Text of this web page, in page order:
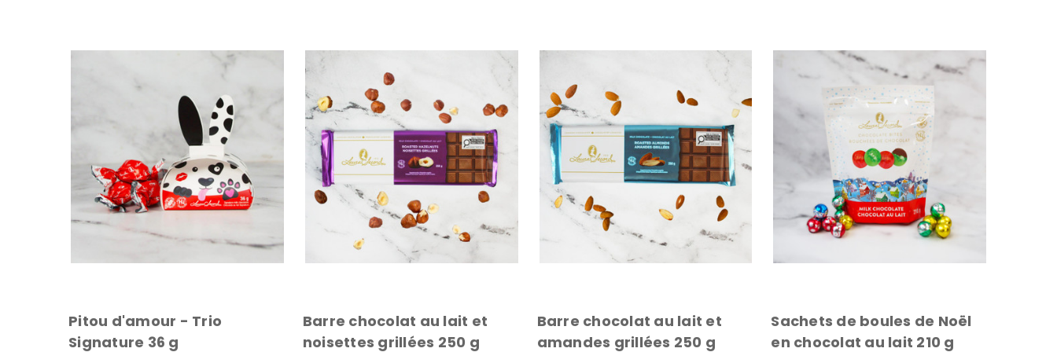
Pitou d'amour - Trio
Signature 36 g
Barre chocolat au lait et
noisettes grillées 250 g
Barre chocolat au lait et
amandes grillées 250 g
Sachets de boules de Noël
en chocolat au lait 210 g